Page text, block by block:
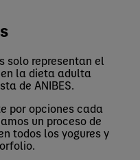
solo representan el
la dieta adulta
de ANIBES.
por opciones cada
un proceso de
todos los yogures y